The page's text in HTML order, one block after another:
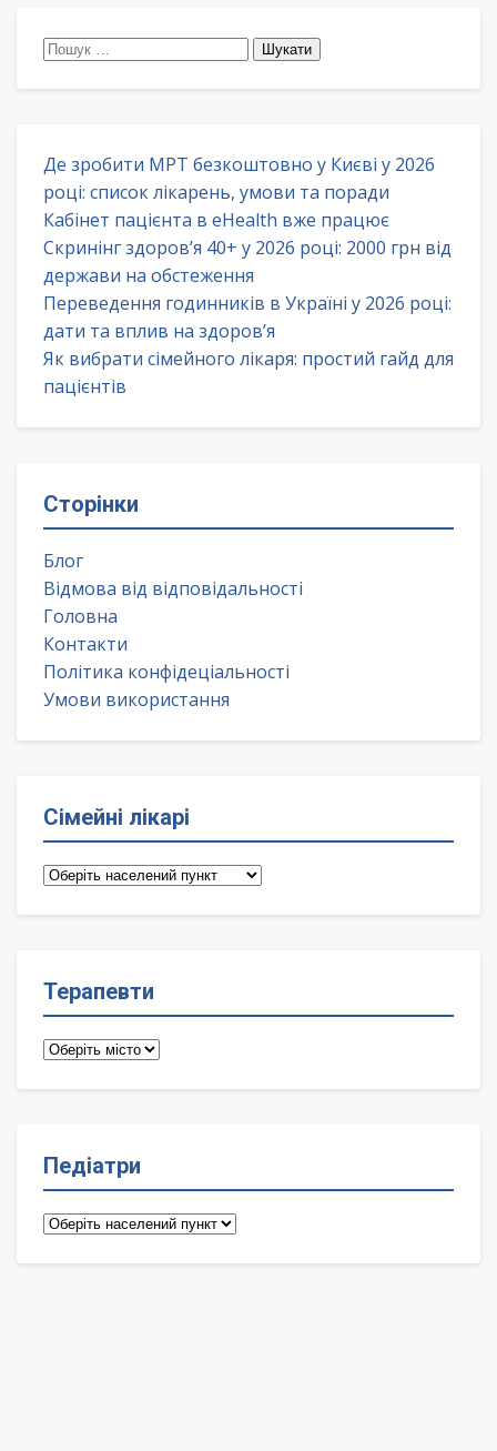
Пошук:
Де зробити МРТ безкоштовно у Києві у 2026
році: список лікарень, умови та поради
Кабінет пацієнта в eHealth вже працює
Скринінг здоров’я 40+ у 2026 році: 2000 грн від
держави на обстеження
Переведення годинників в Україні у 2026 році:
дати та вплив на здоров’я
Як вибрати сімейного лікаря: простий гайд для
пацієнтів
Сторінки
Блог
Відмова від відповідальності
Головна
Контакти
Політика конфідеціальності
Умови використання
Сімейні лікарі
Сімейні
Терапевти
Терапевти
Педіатри
Педіатри